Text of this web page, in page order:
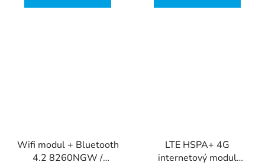
Wifi modul + Bluetooth
4.2 8260NGW /
LTE HSPA+ 4G
internetový modul